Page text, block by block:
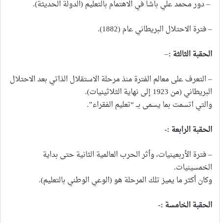
– دور محمد علي باشا في الاهتمام بالتعليم (الدولة الحديثة).
– فترة الاحتلال البريطاني عام (1882).
الحقبة الثالثة :
–
– التعرف على معالم الفترة منذ مرحلة الاستقلال الذاتي بعد الاحتلال
البريطاني (من 1923 إلى نهاية الثلاثينيات).
والتي اتسمت بما يسمى بــ “تعليم الفقراء”.
الحقبة الرابعة :-
– فترة الأربعينيات، وأثر الحرب العالمية الثانية حتى بداية
الخمسينيات.
وكان أكثر ما يميز تلك المرحلة هو (الوعي الوطني بالتعليم).
الحقبة الخامسة :-